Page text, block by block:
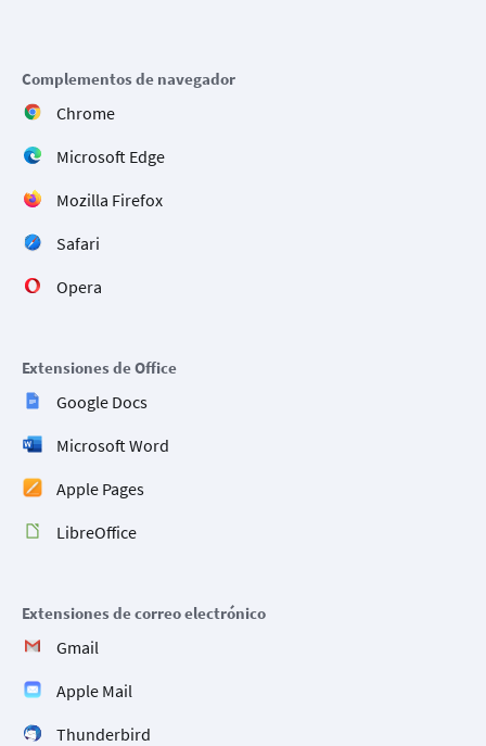
Complementos de navegador
Chrome
Microsoft Edge
Mozilla Firefox
Safari
Opera
Extensiones de Office
Google Docs
Microsoft Word
Apple Pages
LibreOffice
Extensiones de correo electrónico
Gmail
Apple Mail
Thunderbird